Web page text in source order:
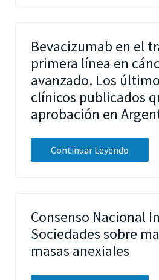
Bevacizumab en el
primera línea en
avanzado. Los
clínicos publicados
aprobación en
Continuar Leyendo
Consenso Nacional
Sociedades sobre
masas anexiales